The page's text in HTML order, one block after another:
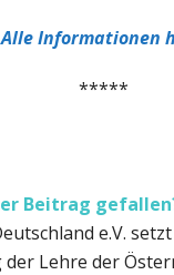
Alle Informationen
*****
Beitrag
e.V.
Lehre der